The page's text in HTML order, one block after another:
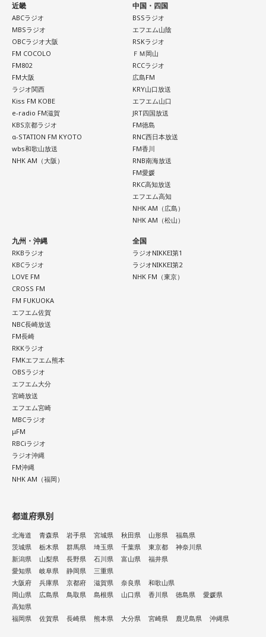
・神社へ参拝する
・仕事や趣味の新たな目標を立てる
また、六曜の「先勝」は一般的に午前中が吉
め、大切な予定を入れる場合は午前中を選ぶという考え方も
あります。
なお、これらは古くから伝わる暦の考え方であり、運気の上
昇や成果を保証するものではありません。自分の予定やライ
フスタイルに合わせて、無理のない範囲で取り入れるとよい
でしょう。
■令和8年8月8日の「8」が並ぶ日に注目が集まる理由
2026年8月8日は、「令和8年8月8日」と「8」が並ぶ印象的
まれており、開店日や記念日、イベントの開催日として選ば
れることもあります。
ただし、「8」が並ぶこと自体が暦上の吉日を意味するわけで
はありません。
2026年8月8日は、こうした縁起の良いイメージに加え、「寅
の日」が重なることから、例年以上に注目を集める可能性が
ある1日といえるでしょう。
■「寅の日」をきっかけに、新しい一歩を踏み出してみよう
2026年8月8日は、寅の日と先勝が重なる開運日です。さら
に、「令和8年8月8日」と「8」が並ぶ覚えやすい日付である
ことから、縁起を意識する人にとっても印象深い一日となり
そうです。
一方で、暦は古くから受け継がれてきた考え方の一つであ
り、幸運や成功を約束するものではありません。
標を立てる」など、自分にとって前向きな一歩を踏み出すき
っかけとして、無理のない範囲で暦を取り入れてみるのもよ
いでしょう。
日々の暮らしを少し前向きにするヒントとして、2026年8月8
日の「寅の日」を過ごしてみてはいかがでしょうか。
＜番組概要＞
番組名：SCHOOL OF LOCK!
放送日時：月曜～木曜 22:00～23:55／金曜 22:00～22:55
パーソナリティ：アンジー校長（アンジェリーナ1/3・
Gacharic Spin）、たんぼ教頭（溝上たんぼ）
番組Webサイト：
https://www.tfm.co.jp/lock/
番組公式X：
近畿
ABCラジオ
MBSラジオ
OBCラジオ大阪
FM COCOLO
FM802
FM大阪
ラジオ関西
Kiss FM KOBE
e-radio FM滋賀
KBS京都ラジオ
α-STATION FM KYOTO
wbs和歌山放送
NHK AM（大阪）
中国・四国
BSSラジオ
エフエム山陰
RSKラジオ
ＦＭ岡山
RCCラジオ
広島FM
KRY山口放送
エフエム山口
JRT四国放送
FM徳島
RNC西日本放送
FM香川
RNB南海放送
FM愛媛
RKC高知放送
エフエム高知
NHK AM（広島）
NHK AM（松山）
九州・沖縄
RKBラジオ
KBCラジオ
LOVE FM
CROSS FM
FM FUKUOKA
エフエム佐賀
NBC長崎放送
FM長崎
RKKラジオ
FMKエフエム熊本
OBSラジオ
エフエム大分
宮崎放送
エフエム宮崎
MBCラジオ
μFM
RBCiラジオ
ラジオ沖縄
FM沖縄
NHK AM（福岡）
全国
ラジオNIKKEI第1
ラジオNIKKEI第2
NHK FM（東京）
都道府県別
北海道 青森県 岩手県 宮城県 秋田県 山形県
福島県
茨城県
栃木県 群馬県 埼玉県 千葉県 東京都
神奈川県
新潟県
山梨県 長野県 石川県 富山県
福井県
愛知県
岐阜県 静岡県
三重県
大阪府
兵庫県 京都府 滋賀県 奈良県
和歌山県
岡山県
広島県 鳥取県 島根県 山口県 香川県 徳島県
愛媛県
高知県
福岡県
佐賀県 長崎県 熊本県 大分県 宮崎県 鹿児島県 沖縄県